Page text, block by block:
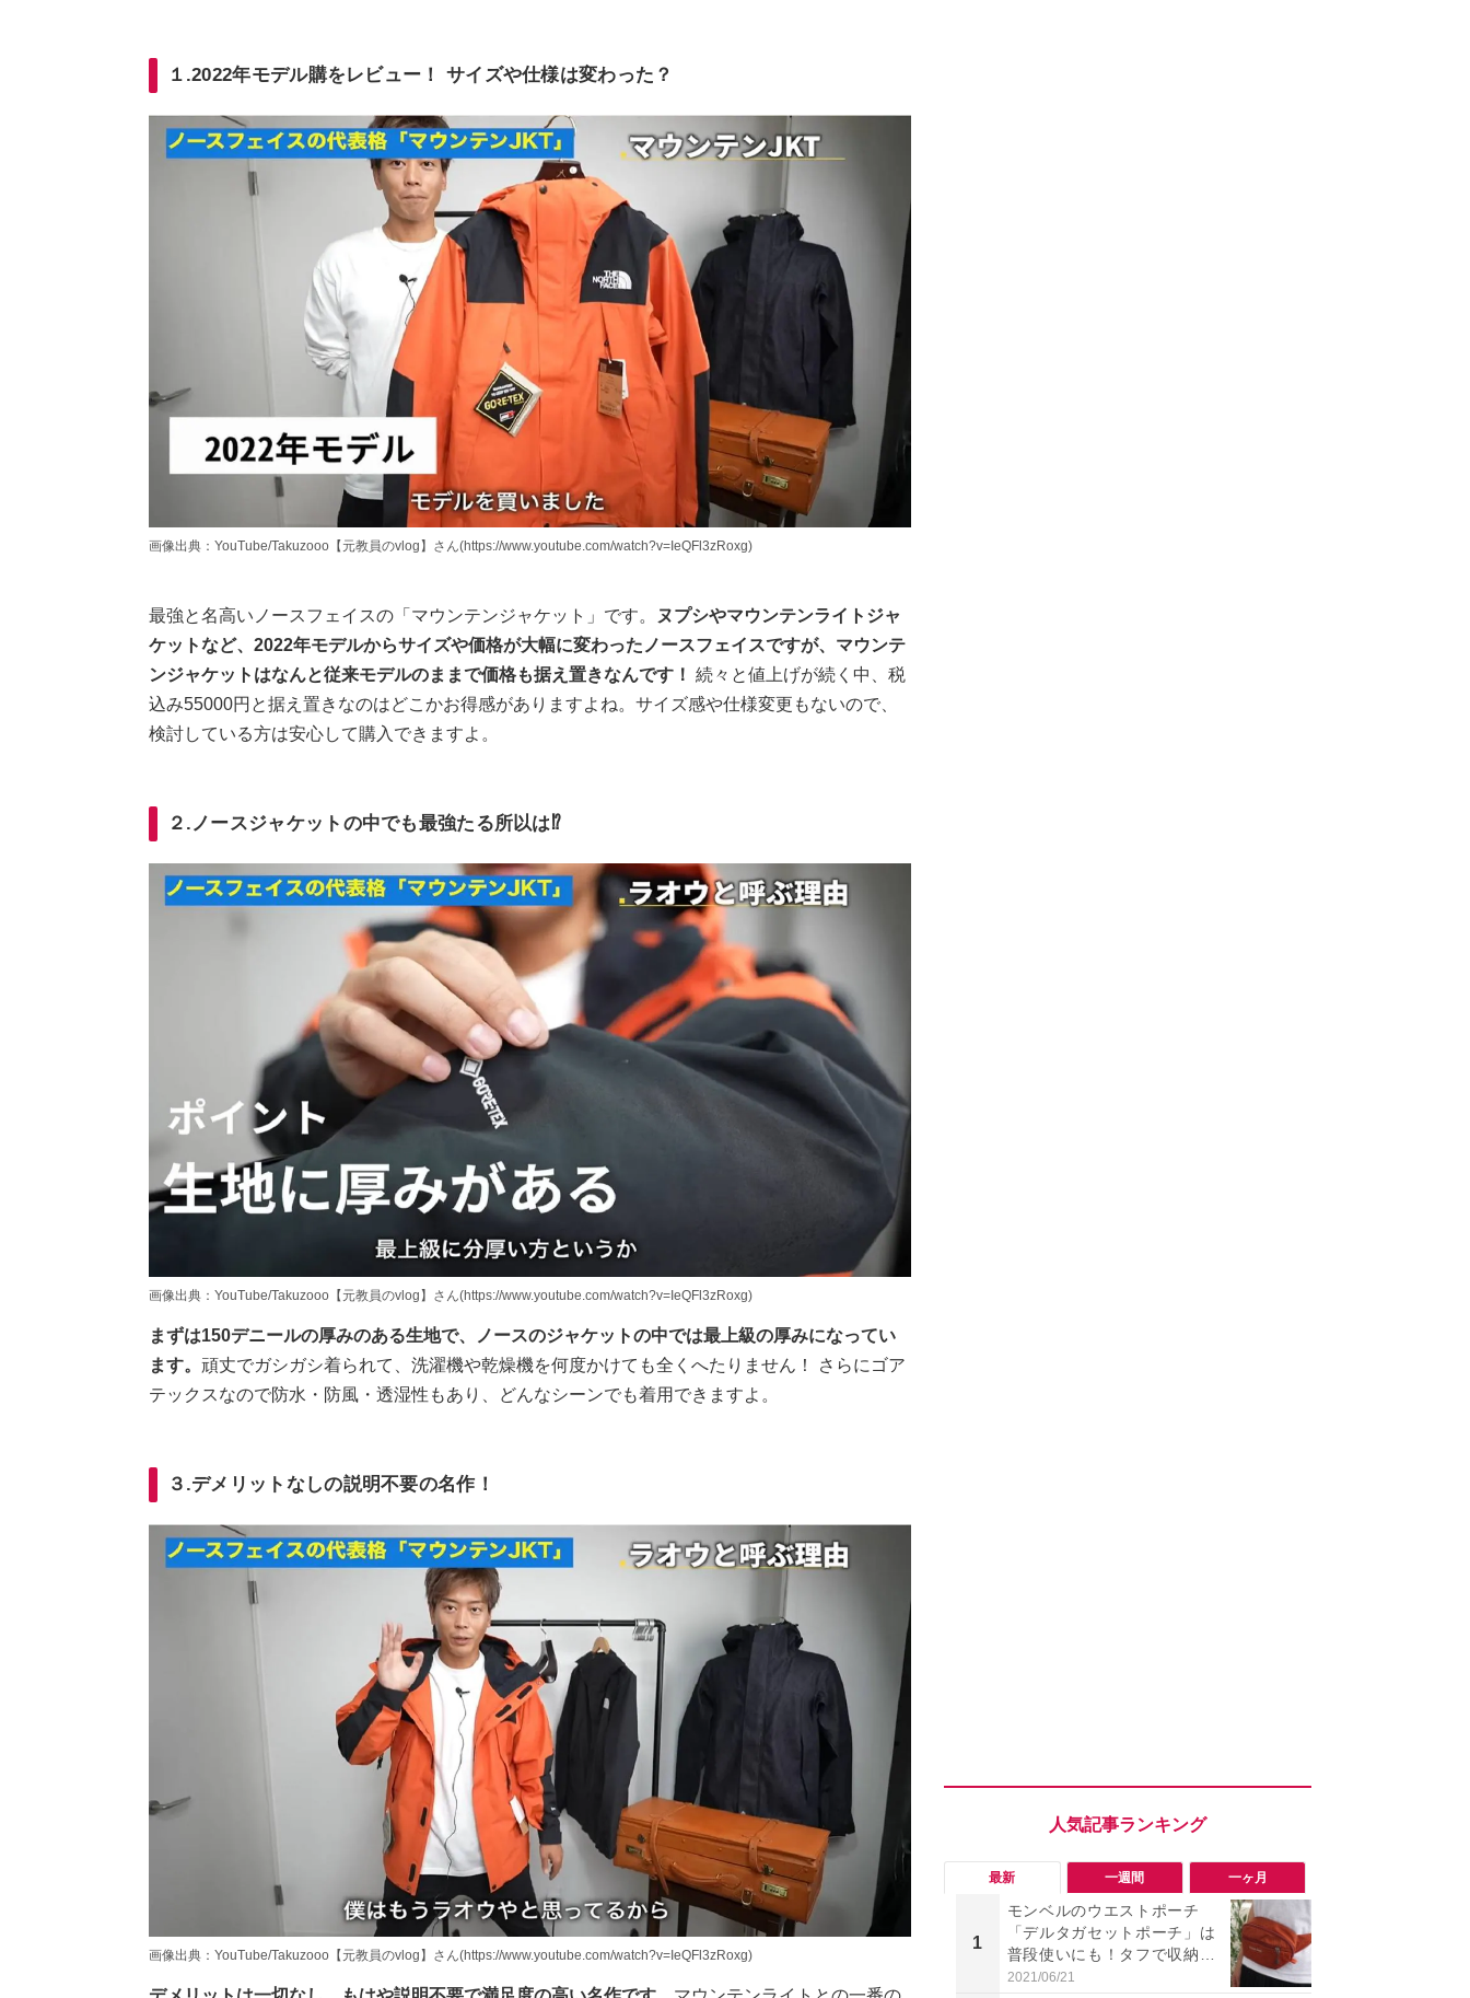
１.2022年モデル購をレビュー！ サイズや仕様は変わった？
画像出典：YouTube/Takuzooo【元教員のvlog】さん(https://www.youtube.com/watch?v=IeQFl3zRoxg)
最強と名高いノースフェイスの「マウンテンジャケット」です。
ヌプシやマウンテンライトジャ
ケットなど、2022年モデルからサイズや価格が大幅に変わったノースフェイスですが、マウンテ
ンジャケットはなんと従来モデルのままで価格も据え置きなんです！ 続々と値上げが続く中、税
込み55000円と据え置きなのはどこかお得感がありますよね。サイズ感や仕様変更もないので、
検討している方は安心して購入できますよ。
２.ノースジャケットの中でも最強たる所以は⁉
画像出典：YouTube/Takuzooo【元教員のvlog】さん(https://www.youtube.com/watch?v=IeQFl3zRoxg)
まずは150デニールの厚みのある生地で、ノースのジャケットの中では最上級の厚みになってい
ます。 頑丈でガシガシ着られて、洗濯機や乾燥機を何度かけても全くへたりません！ さらにゴア
テックスなので防水・防風・透湿性もあり、どんなシーンでも着用できますよ。
３.デメリットなしの説明不要の名作！
画像出典：YouTube/Takuzooo【元教員のvlog】さん(https://www.youtube.com/watch?v=IeQFl3zRoxg)
最新 一週間 一ヶ月
1
モンベルのウエストポーチ
「デルタガセットポーチ」は
普段使いにも！タフで収納力
◎
2021/06/21